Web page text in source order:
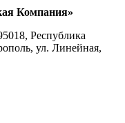
Компания»
Республика
ул. Линейная,